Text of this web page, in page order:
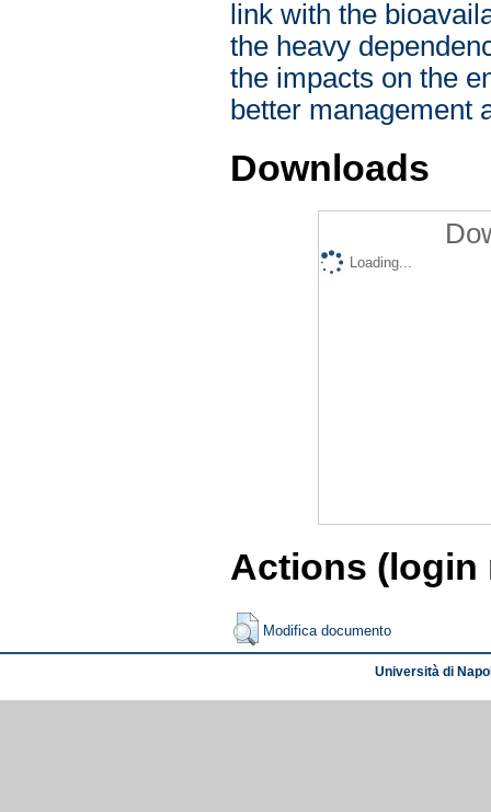
link with the
the heavy
the impacts on the
better management
Downloads
Loading...
Actions (login
Modifica documento
Università di